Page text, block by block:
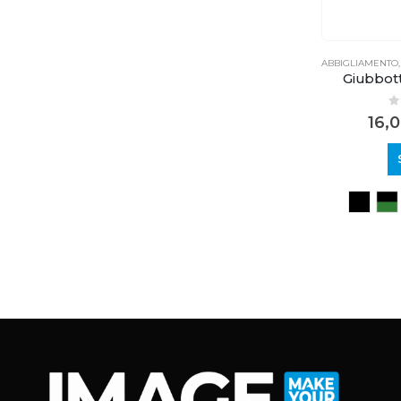
ABBIGLIAMENTO
0